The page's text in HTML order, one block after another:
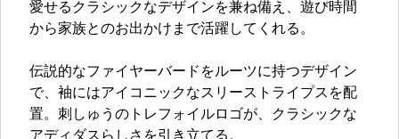
愛せるクラシックなデザインを兼ね備え、遊び時間
から家族とのお出かけまで活躍してくれる。
伝説的なファイヤーバードをルーツに持つデザイン
で、袖にはアイコニックなスリーストライプスを配
置。刺しゅうのトレフォイルロゴが、クラシックな